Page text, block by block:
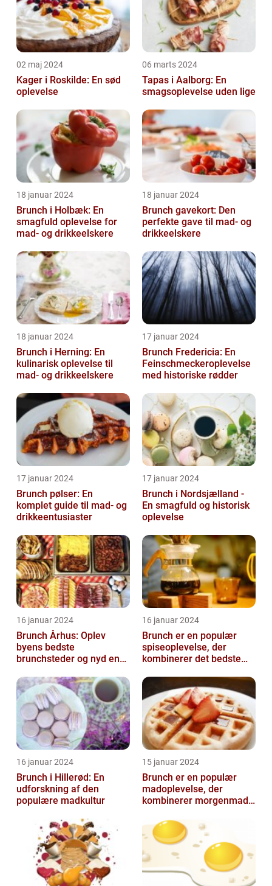
02 maj 2024
Kager i Roskilde: En sød
oplevelse
06 marts 2024
Tapas i Aalborg: En
smagsoplevelse uden lige
18 januar 2024
Brunch i Holbæk: En
smagfuld oplevelse for
mad- og drikkeelskere
18 januar 2024
Brunch gavekort: Den
perfekte gave til mad- og
drikkeelskere
18 januar 2024
Brunch i Herning: En
kulinarisk oplevelse til
mad- og drikkeelskere
17 januar 2024
Brunch Fredericia: En
Feinschmeckeroplevelse
med historiske rødder
17 januar 2024
Brunch pølser: En
komplet guide til mad- og
drikkeentusiaster
17 januar 2024
Brunch i Nordsjælland -
En smagfuld og historisk
oplevelse
16 januar 2024
Brunch Århus: Oplev
byens bedste
brunchsteder og nyd en
madoplevelse
16 januar 2024
Brunch er en populær
spiseoplevelse, der
kombinerer det bedste
frokost
16 januar 2024
Brunch i Hillerød: En
udforskning af den
populære madkultur
15 januar 2024
Brunch er en populær
madoplevelse, der
kombinerer morgenmad
afslappet og hygg...